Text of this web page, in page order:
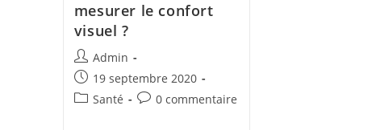
mesurer le confort
visuel ?
Admin
19 septembre 2020
Santé
0 commentaire